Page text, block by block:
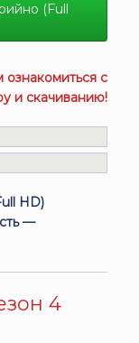
(Full
с
и скачиванию!
HD)
—
4